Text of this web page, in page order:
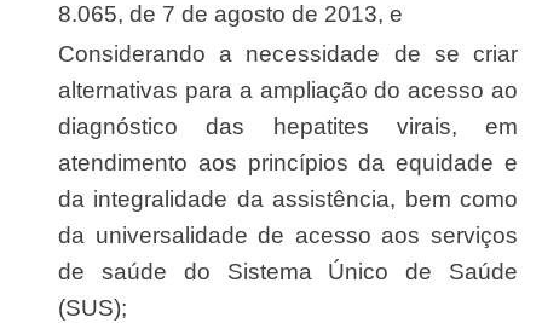
8.065, de 7 de agosto de 2013, e
Considerando a necessidade de se criar
alternativas para a ampliação do acesso ao
diagnóstico das hepatites virais, em
atendimento aos princípios da equidade e
da integralidade da assistência, bem como
da universalidade de acesso aos serviços
de saúde do Sistema Único de Saúde
(SUS);